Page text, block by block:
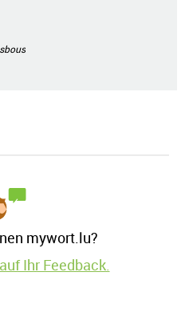
mywort.lu?
Ihr Feedback.